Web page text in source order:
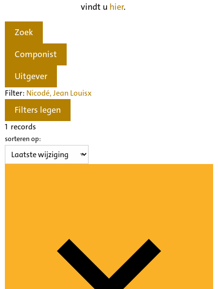
vindt u hier.
Zoek
Componist
Uitgever
Filter: Nicodé, Jean Louisx
Filters legen
1 records
sorteren op: